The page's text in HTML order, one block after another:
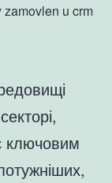
u crm
ключовим